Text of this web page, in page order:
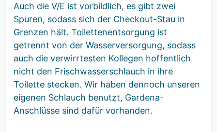
Auch die V/E ist vorbildlich, es gibt zwei
Spuren, sodass sich der Checkout-Stau in
Grenzen hält. Toilettenentsorgung ist
getrennt von der Wasserversorgung, sodass
auch die verwirrtesten Kollegen hoffentlich
nicht den Frischwasserschlauch in ihre
Toilette stecken. Wir haben dennoch unseren
eigenen Schlauch benutzt, Gardena-
Anschlüsse sind dafür vorhanden.